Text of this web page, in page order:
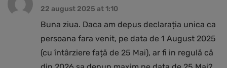
22 august 2025 at 1:10
Buna ziua. Daca am depus declarația unica ca
persoana fara venit, pe data de 1 August 2025
(cu întârziere față de 25 Mai), ar fi in regulă că